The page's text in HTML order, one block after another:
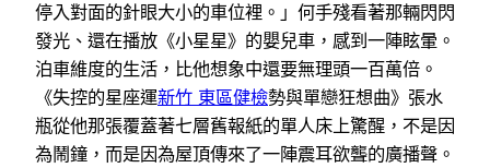
停入對面的針眼大小的車位裡。」何手殘看著那輛閃閃
發光、還在播放《小星星》的嬰兒車，感到一陣眩暈。
泊車維度的生活，比他想象中還要無理頭一百萬倍。
《失控的星座運新竹 東區健檢勢與單戀狂想曲》張水
瓶從他那張覆蓋著七層舊報紙的單人床上驚醒，不是因
為鬧鐘，而是因為屋頂傳來了一陣震耳欲聾的廣播聲。